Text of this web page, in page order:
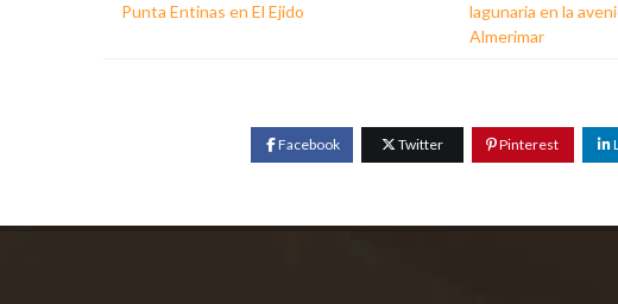
Punta Entinas en El Ejido
lagunaria en la
Almerimar
Facebook Twitter Pinterest